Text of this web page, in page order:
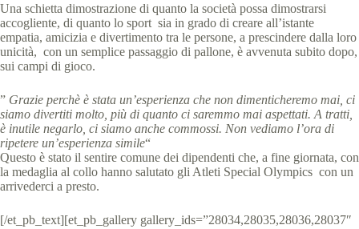
Una schietta dimostrazione di quanto la società possa dimostrarsi
accogliente, di quanto lo sport sia in grado di creare all’istante
empatia, amicizia e divertimento tra le persone, a prescindere dalla loro
unicità, con un semplice passaggio di pallone, è avvenuta subito dopo,
sui campi di gioco.
” Grazie perchè è stata un’esperienza che non dimenticheremo mai, ci
siamo divertiti molto, più di quanto ci saremmo mai aspettati. A tratti,
è inutile negarlo, ci siamo anche commossi. Non vediamo l’ora di
ripetere un’esperienza simile“
Questo è stato il sentire comune dei dipendenti che, a fine giornata, con
la medaglia al collo hanno salutato gli Atleti Special Olympics con un
arrivederci a presto.
[/et_pb_text][et_pb_gallery gallery_ids=”28034,28035,28036,28037″